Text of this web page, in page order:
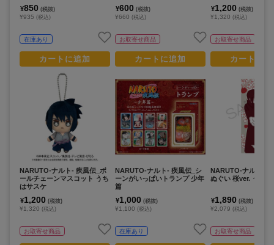
¥850 (税抜)
¥935 (税込)
在庫あり
カートに追加
NARUTO-ナルト- 疾風伝_ボ
ールチェーンマスコット うち
はサスケ
¥1,200 (税抜)
¥1,320 (税込)
お取寄せ商品
¥600 (税抜)
¥660 (税込)
お取寄せ商品
カートに追加
NARUTO-ナルト- 疾風伝_シ
ーンがいっぱいトランプ 少年
篇
¥1,000 (税抜)
¥1,100 (税込)
在庫あり
¥1,200 (税抜)
¥1,320 (税込)
お取寄せ商品
カートに
NARUTO-ナルト-
ぬぐい 桜ver. うちは
¥1,890 (税抜)
¥2,079 (税込)
お取寄せ商品